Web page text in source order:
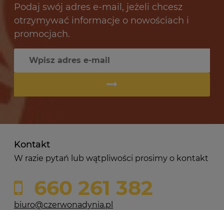
Podaj swój adres e-mail, jeżeli chcesz
otrzymywać informacje o nowościach i
promocjach.
Kontakt
W razie pytań lub wątpliwości prosimy o kontakt
660 261 382
biuro@czerwonadynia.pl